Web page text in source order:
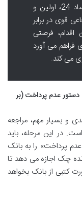
اعلام فوری مفقودی چک در سامانه ساد 24، اولین و
قوی در برابر
فرصتی
فراهم می آورد
می کند.
دستور عدم پرداخت (بر
در سامانه ساد 24، گام بعدی و بسیار مهم، مراجعه
در این مرحله، باید
«عدم پرداخت» را به بانک
چک اجازه می دهد تا
کتبی از بانک بخواهد